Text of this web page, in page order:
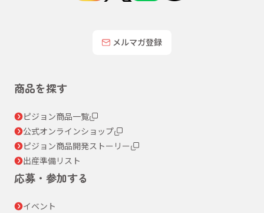
メルマガ登録
商品を探す
ピジョン商品一覧
公式オンラインショップ
ピジョン商品開発ストーリー
出産準備リスト
応募・参加する
イベント